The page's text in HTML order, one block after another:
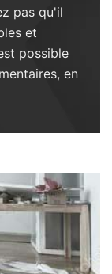
pas qu'il
et
possible
en